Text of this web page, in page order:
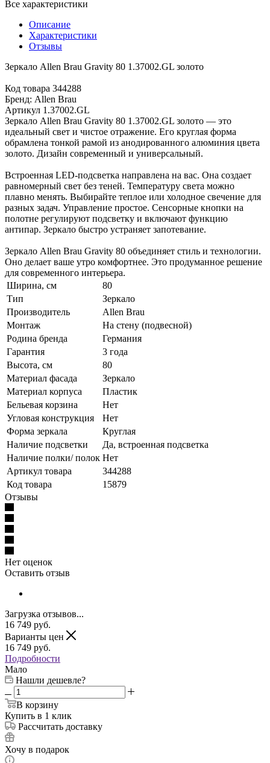
Все характеристики
Описание
Характеристики
Отзывы
Зеркало Allen Brau Gravity 80 1.37002.GL золото
Код товара 344288
Бренд: Allen Brau
Артикул 1.37002.GL
Зеркало Allen Brau Gravity 80 1.37002.GL золото — это
идеальный свет и чистое отражение. Его круглая форма
обрамлена тонкой рамой из анодированного алюминия цвета
золото. Дизайн современный и универсальный.
Встроенная LED-подсветка направлена на вас. Она создает
равномерный свет без теней. Температуру света можно
плавно менять. Выбирайте теплое или холодное свечение для
разных задач. Управление простое. Сенсорные кнопки на
полотне регулируют подсветку и включают функцию
антипар. Зеркало быстро устраняет запотевание.
Зеркало Allen Brau Gravity 80 объединяет стиль и технологии.
Оно делает ваше утро комфортнее. Это продуманное решение
для современного интерьера.
Ширина, см
80
Тип
Зеркало
Производитель
Allen Brau
Монтаж
На стену (подвесной)
Родина бренда
Германия
Гарантия
3 года
Высота, см
80
Материал фасада
Зеркало
Материал корпуса
Пластик
Бельевая корзина
Нет
Угловая конструкция
Нет
Форма зеркала
Круглая
Наличие подсветки
Да, встроенная подсветка
Наличие полки/ полок Нет
Артикул товара
344288
Код товара
15879
Отзывы
Нет оценок
Оставить отзыв
Загрузка отзывов...
16 749 руб.
Варианты цен
16 749 руб.
Подробности
Мало
Нашли дешевле?
В корзину
Купить в 1 клик
Рассчитать доставку
Хочу в подарок